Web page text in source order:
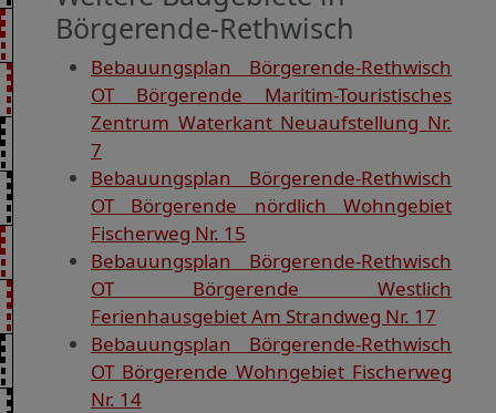
Börgerende-Rethwisch
Bebauungsplan Börgerende-Rethwisch
OT Börgerende Maritim-Touristisches
Zentrum Waterkant Neuaufstellung Nr.
7
Bebauungsplan Börgerende-Rethwisch
OT Börgerende nördlich Wohngebiet
Fischerweg Nr. 15
Bebauungsplan Börgerende-Rethwisch
OT Börgerende Westlich
Ferienhausgebiet Am Strandweg Nr. 17
Bebauungsplan Börgerende-Rethwisch
OT Börgerende Wohngebiet Fischerweg
Nr. 14